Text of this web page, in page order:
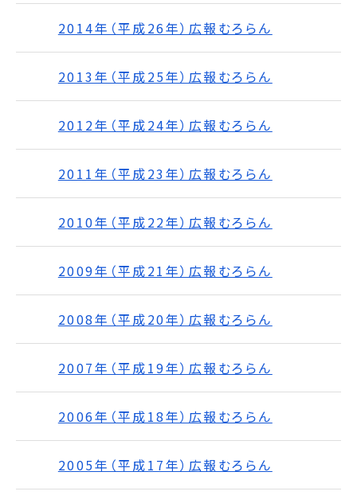
2014年（平成26年）広報むろらん
2013年（平成25年）広報むろらん
2012年（平成24年）広報むろらん
2011年（平成23年）広報むろらん
2010年（平成22年）広報むろらん
2009年（平成21年）広報むろらん
2008年（平成20年）広報むろらん
2007年（平成19年）広報むろらん
2006年（平成18年）広報むろらん
2005年（平成17年）広報むろらん